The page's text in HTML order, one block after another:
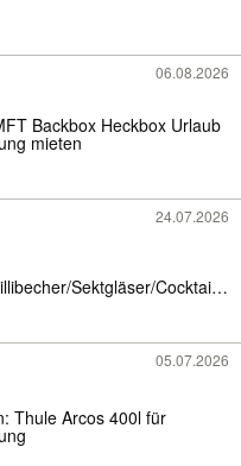
06.08.2026
Backbox Heckbox Urlaub
mieten
24.07.2026
Sektgläser/Cocktailgl
05.07.2026
Thule Arcos 400l für